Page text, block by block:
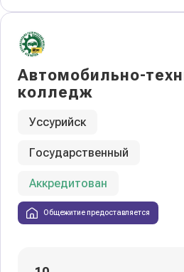
Автомобильно-
колледж
Уссурийск
Государственный
Аккредитован
Общежитие предоставляется